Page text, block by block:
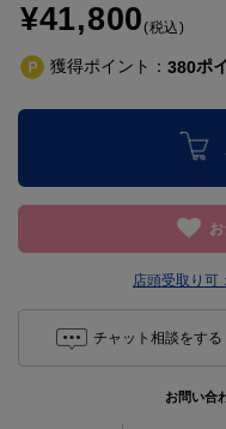
¥41,800(税込)
獲得ポイント： 380ポ
店頭受取り可：
チャット相談をする
お問い合